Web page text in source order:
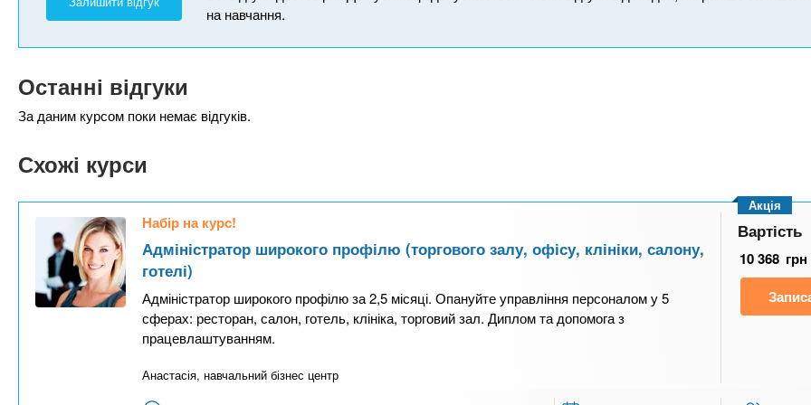
на навчання.
Останні відгуки
За даним курсом поки немає відгуків.
Схожі курси
Набір на курс!
Адміністратор широкого профілю (торгового залу, офісу, клініки, салону,
готелі)
Адміністратор широкого профілю за 2,5 місяці. Опануйте управління персоналом у 5
сферах: ресторан, салон, готель, клініка, торговий зал. Диплом та допомога з
працевлаштуванням.
Анастасія, навчальний бізнес центр
Акція
Вартість
10 368 грн